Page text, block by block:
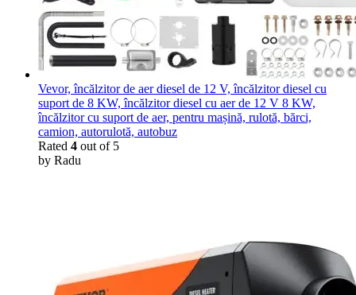
Vevor, încălzitor de aer diesel de 12 V, încălzitor diesel cu
suport de 8 KW, încălzitor diesel cu aer de 12 V 8 KW,
încălzitor cu suport de aer, pentru mașină, rulotă, bărci,
camion, autorulotă, autobuz
Rated 4 out of 5
by Radu